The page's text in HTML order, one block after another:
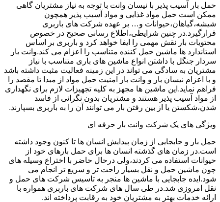
حمل بار آسیب پذیر با نیسان وانت با توجه به نیاز مشتریان گاهی
ممکن است حمل مواد غذایی و مواد آسیب پذیر همچون
شیشه،گیاهان،حیوانات و… بر عهده شرکت های باربری
قرارگیرد.در چنین شرایطی،اطلاع رسانی صحیح در خصوص
محتویات بار نقش مهمی را ایفا خواهد کرد و باربری بر اساس
استاندارد ها ماشین حمل کننده متناسب را اعزام می کند.وانت بار
سردار جنگل با داشتن انواع ماشین های باری متناسب با نیاز
مشتریان به سادگی می تواند در این زمینه فعالیت مثبت داشته باشد
و با اعزام نیسان بار و وانت بار امنیت حمل مواد از مبدا تا مقصد را
فراهم نماید.این ماشین ها مجهز به کلیه تجهیزات لازم برای نگهداری
از مواد آسیب پذیر هستند و مشتریان بدون نگرانی از فاسد
شدن،شکستن یا از بین رفتن بار می توانند آن را به باربری بسپارند.
ویژگی های یک شرکت وانت بار حرفه ای
حمل بار و جابجایی از زمان پیدایش انسان ها تا کنون وجود داشته
است.در زمان های گذشته انسان ها برای حمل بارهای خود از
حیوانات استفاده می کردند،ولی درحال حاضر با اختراع وسیله های
چون ماشین حمل و نقل بسیار راحت تر و سریع تر انجام می
شود.ایده جابجایی با ماشین ها منجر به تاسیس شرکت های حمل و
نقل امروزی شد.در طی سال های شرکت های باربری همواره با
ارائه خدمات بهتر به مشتریان خود به رقابت پرداخته اند.